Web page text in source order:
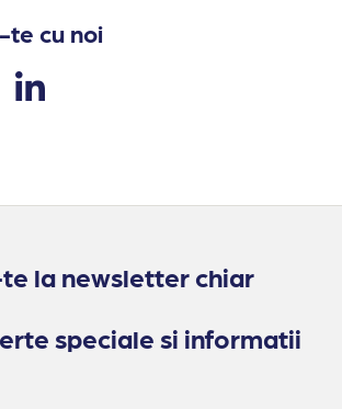
te cu noi
la newsletter chiar
speciale si informatii